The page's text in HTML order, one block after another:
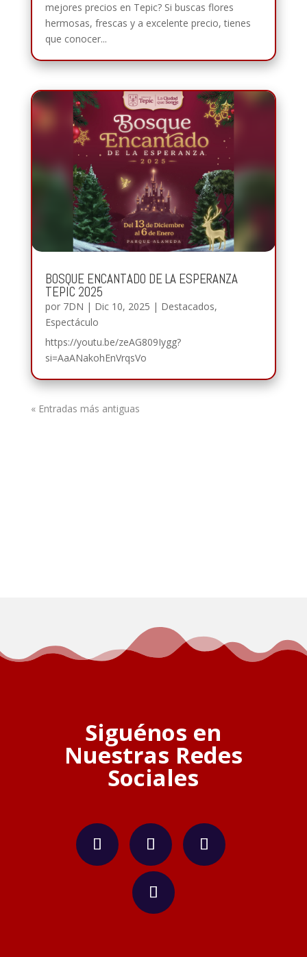
mejores precios en Tepic? Si buscas flores
hermosas, frescas y a excelente precio, tienes
que conocer...
BOSQUE ENCANTADO DE LA ESPERANZA
TEPIC 2025
por 7DN | Dic 10, 2025 | Destacados,
Espectáculo
https://youtu.be/zeAG809Iygg?
si=AaANakohEnVrqsVo
« Entradas más antiguas
Siguénos en
Nuestras Redes
Sociales